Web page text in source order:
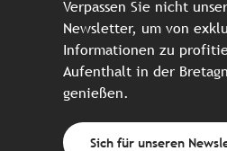
Verpassen Sie nicht
Newsletter, um von
Informationen zu
Aufenthalt in der
genießen.
Sich für unseren